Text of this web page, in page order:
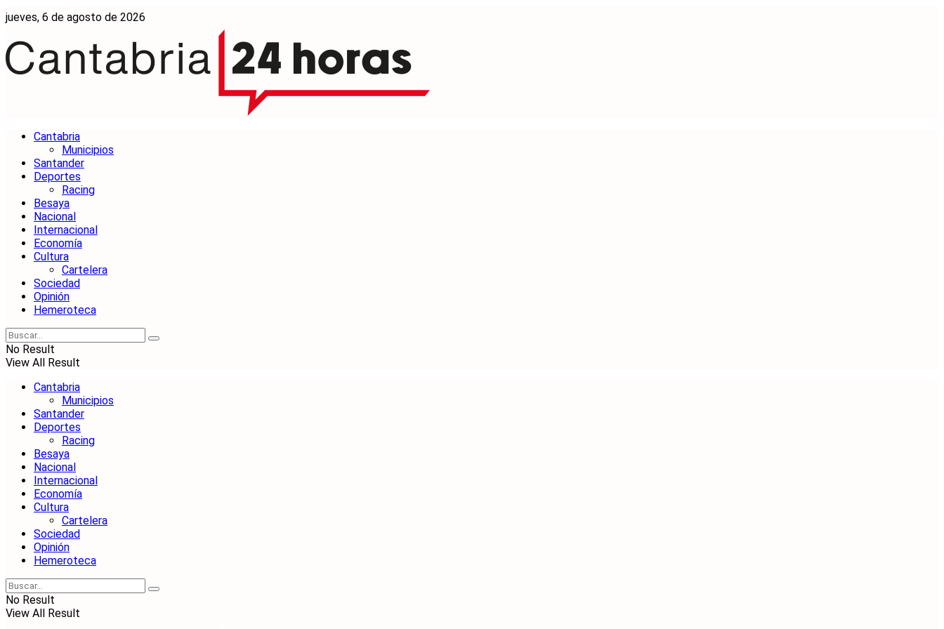
jueves, 6 de agosto de 2026
Cantabria
Municipios
Santander
Deportes
Racing
Besaya
Nacional
Internacional
Economía
Cultura
Cartelera
Sociedad
Opinión
Hemeroteca
No Result
View All Result
Cantabria
Municipios
Santander
Deportes
Racing
Besaya
Nacional
Internacional
Economía
Cultura
Cartelera
Sociedad
Opinión
Hemeroteca
No Result
View All Result